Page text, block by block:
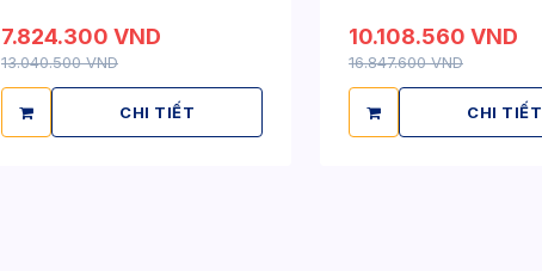
7.824.300 VND
13.040.500 VND
CHI TIẾT
10.108.560 VND
16.847.600 VND
CHI TIẾT